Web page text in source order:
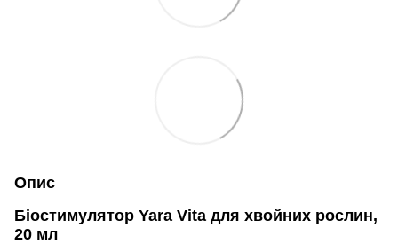
Опис
Біостимулятор Yara Vita для хвойних рослин,
20 мл